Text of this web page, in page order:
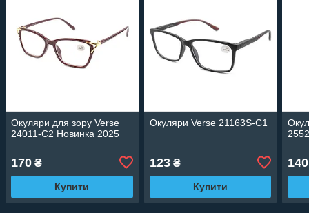
Окуляри для зору Verse
24011-C2 Новинка 2025
170 ₴
Купити
Окуляри Verse 21163S-C1
123₴
Купити
140